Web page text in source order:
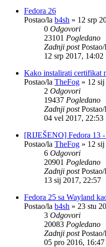
Fedora 26
Postao/la b4sh » 12 srp
0 Odgovori
23101 Pogledano
Zadnji postPostao/
12 srp 2017, 14:02
Kako instalirati certifikat
Postao/la TheFog » 12
2 Odgovori
19437 Pogledano
Zadnji postPostao/
04 vel 2017, 22:53
[RIJEŠENO] Fedora 13
Postao/la TheFog » 12
6 Odgovori
20901 Pogledano
Zadnji postPostao/
13 sij 2017, 22:57
Fedora 25 sa Wayland
Postao/la b4sh » 23 stu
3 Odgovori
20083 Pogledano
Zadnji postPostao/
05 pro 2016, 16:47